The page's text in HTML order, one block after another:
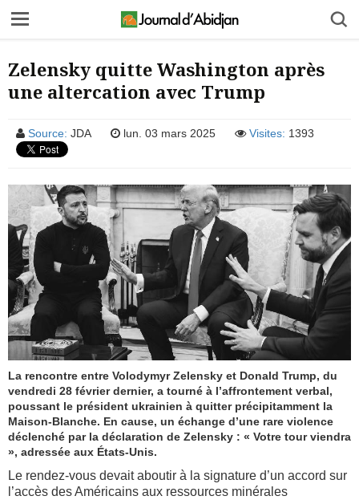
Zelensky quitte Washington après
une altercation avec Trump
Source: JDA lun. 03 mars 2025 Visites: 1393
La rencontre entre Volodymyr Zelensky et Donald Trump, du
vendredi 28 février dernier, a tourné à l’affrontement verbal,
poussant le président ukrainien à quitter précipitamment la
Maison-Blanche. En cause, un échange d’une rare violence
déclenché par la déclaration de Zelensky : « Votre tour viendra
», adressée aux États-Unis.
Le rendez-vous devait aboutir à la signature d’un accord sur
l’accès des Américains aux ressources minérales